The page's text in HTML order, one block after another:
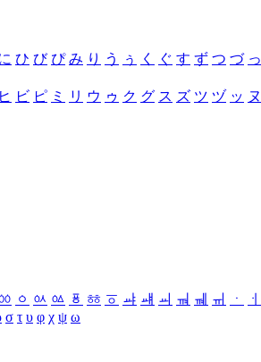
ひ び ぴ み り う ぅ く ぐ す ず つ づ っ
ヒ ビ ピ ミ リ ウ ゥ ク グ ス ズ ツ ヅ ッ ヌ
ㆁ ㆂ ㆃ ㆄ ㆅ ㆆ ㆇ ㆈ ㆉ ㆊ ㆋ ㆌ ㆍ
ㆎ
σ τ υ φ χ ψ ω